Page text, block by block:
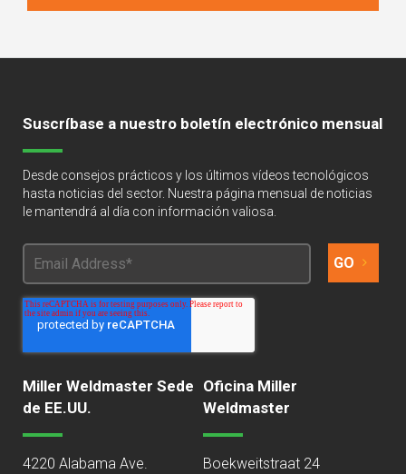
Suscríbase a nuestro boletín electrónico mensual
Desde consejos prácticos y los últimos vídeos tecnológicos
hasta noticias del sector. Nuestra página mensual de noticias
le mantendrá al día con información valiosa.
Miller Weldmaster Sede
de EE.UU.
4220 Alabama Ave.
Oficina Miller
Weldmaster
Boekweitstraat 24